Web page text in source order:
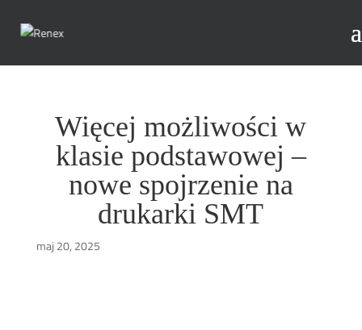
Więcej możliwości w
klasie podstawowej –
nowe spojrzenie na
drukarki SMT
maj 20, 2025